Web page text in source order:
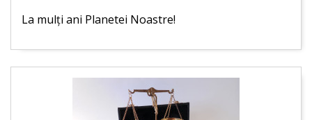
La mulți ani Planetei Noastre!